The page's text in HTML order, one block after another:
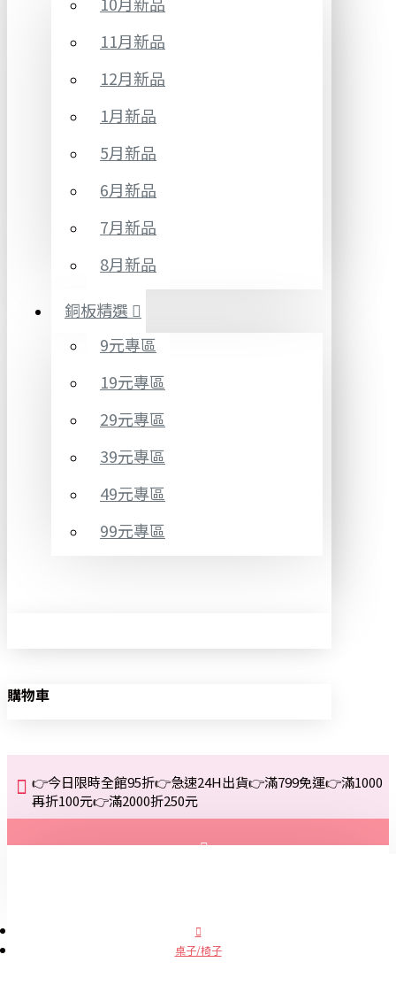
11月新品
12月新品
1月新品
5月新品
6月新品
7月新品
8月新品
銅板精選
9元專區
19元專區
29元專區
39元專區
49元專區
99元專區
購物車
👉今日限時全館95折👉急速24H出貨👉滿799免運👉滿1000
再折100元👉滿2000折250元
桌子/椅子